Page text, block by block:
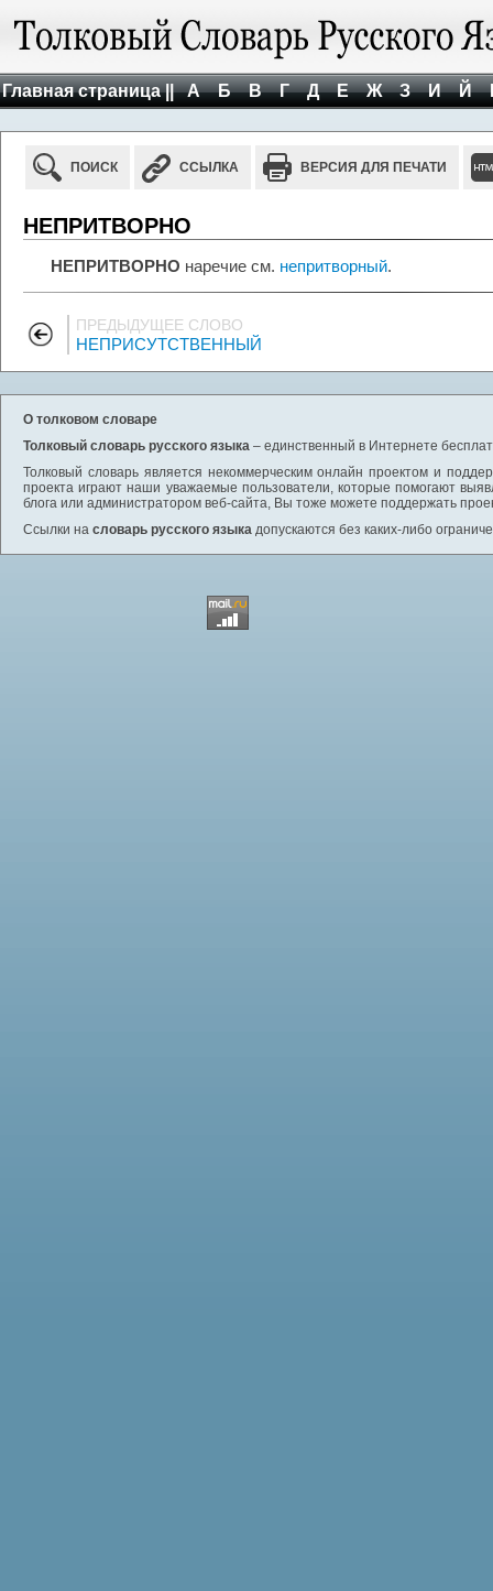
Главная страница || А Б В Г Д Е Ж З И Й
ПОИСК ССЫЛКА ВЕРСИЯ ДЛЯ ПЕЧАТИ
НЕПРИТВОРНО
НЕПРИТВОРНО наречие см. непритворный.
ПРЕДЫДУЩЕЕ СЛОВО
НЕПРИСУТСТВЕННЫЙ
О толковом словаре
Толковый словарь русского языка – единственный в Интернете
Толковый словарь является некоммерческим онлайн проектом и
проекта играют наши уважаемые пользователи, которые помогают
блога или администратором веб-сайта, Вы тоже можете поддержать
Ссылки на словарь русского языка допускаются без каких-либо